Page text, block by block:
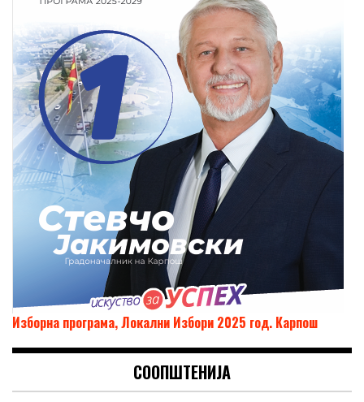
Изборна програма, Локални Избори 2025 год. Карпош
СООПШТЕНИЈА